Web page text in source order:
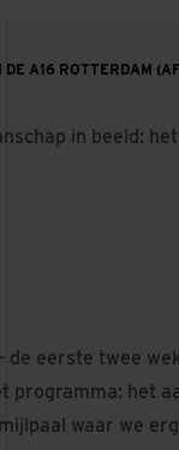
A16 ROTTERDAM
in beeld:
de eerste twee
programma: het
waar we